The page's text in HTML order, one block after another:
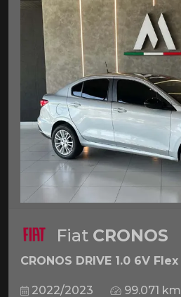
Fiat CRONOS
CRONOS DRIVE 1.0 6V Flex
2022/2023 99.071 km